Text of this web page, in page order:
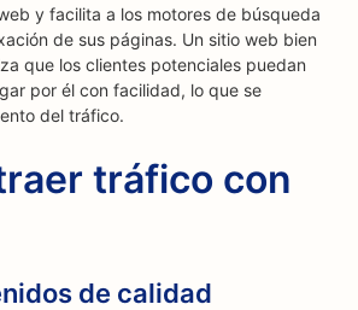
y facilita a los motores de búsqueda
de sus páginas. Un sitio web bien
que los clientes potenciales puedan
por él con facilidad, lo que se
del tráfico.
tráfico con
de calidad